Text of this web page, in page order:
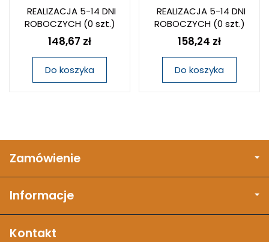
REALIZACJA 5-14 DNI
ROBOCZYCH(0 szt.)
148,67 zł
Do koszyka
REALIZACJA 5-14 DNI
ROBOCZYCH(0 szt.)
158,24 zł
Do koszyka
Zamówienie
Informacje
Kontakt